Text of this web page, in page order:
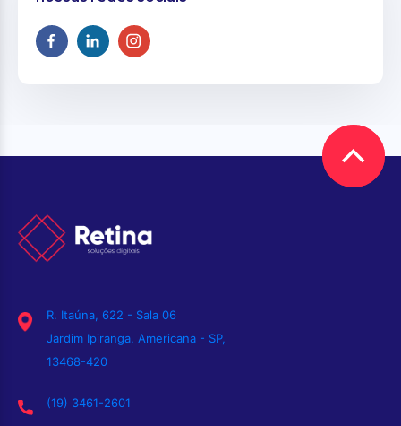
R. Itaúna, 622 - Sala 06
Jardim Ipiranga, Americana - SP,
13468-420
(19) 3461-2601